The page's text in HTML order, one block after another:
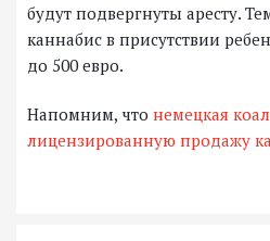
будут подвергнуты аресту.
каннабис в присутствии
до 500 евро.
Напомним, что немецкая
лицензированную продажу